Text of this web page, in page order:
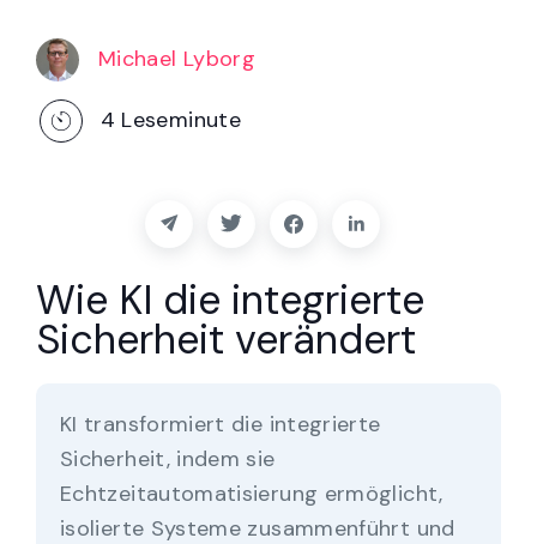
Dienstleistungen
Ressourcen
Kontakt
Unterstützung
Deutsch
Michael Lyborg
4 Leseminute
Wie KI die integrierte
Sicherheit verändert
KI transformiert die integrierte
Sicherheit, indem sie
Echtzeitautomatisierung ermöglicht,
isolierte Systeme zusammenführt und